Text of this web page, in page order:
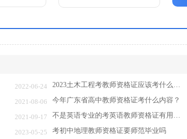
2022-06-24
2021-08-06 今年广东省高中教师资格证考什么内容？
2021-09-17
2023-05-25 考初中地理教师资格证要师范毕业吗